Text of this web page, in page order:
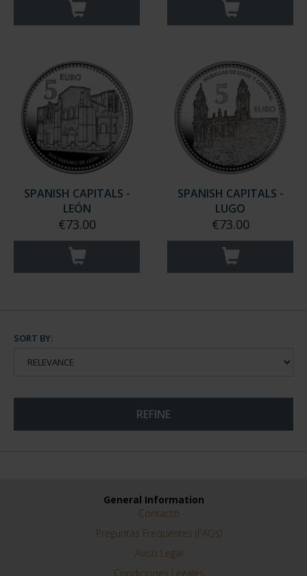
SPANISH CAPITALS -
LEÓN
€73.00
SPANISH CAPITALS -
LUGO
€73.00
SORT BY:
REFINE
General Information
Contacto
Preguntas Frequentes (FAQs)
Aviso Legal
Condiciones Legales